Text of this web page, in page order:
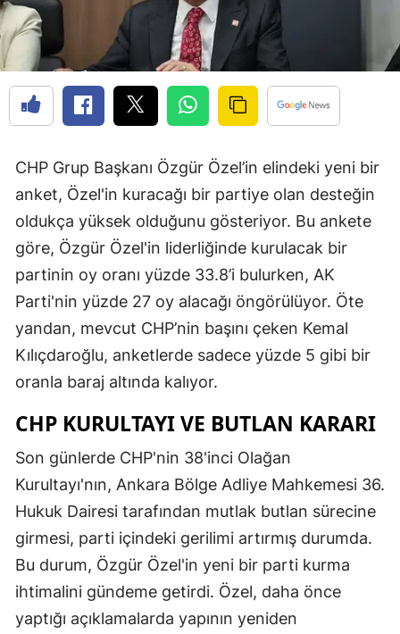
CHP Grup Başkanı Özgür Özel’in elindeki yeni bir
anket, Özel'in kuracağı bir partiye olan desteğin
oldukça yüksek olduğunu gösteriyor. Bu ankete
göre, Özgür Özel'in liderliğinde kurulacak bir
partinin oy oranı yüzde 33.8’i bulurken, AK
Parti'nin yüzde 27 oy alacağı öngörülüyor. Öte
yandan, mevcut CHP’nin başını çeken Kemal
Kılıçdaroğlu, anketlerde sadece yüzde 5 gibi bir
oranla baraj altında kalıyor.
CHP KURULTAYI VE BUTLAN KARARI
Son günlerde CHP'nin 38'inci Olağan
Kurultayı'nın, Ankara Bölge Adliye Mahkemesi 36.
Hukuk Dairesi tarafından mutlak butlan sürecine
girmesi, parti içindeki gerilimi artırmış durumda.
Bu durum, Özgür Özel'in yeni bir parti kurma
ihtimalini gündeme getirdi. Özel, daha önce
yaptığı açıklamalarda yapının yeniden